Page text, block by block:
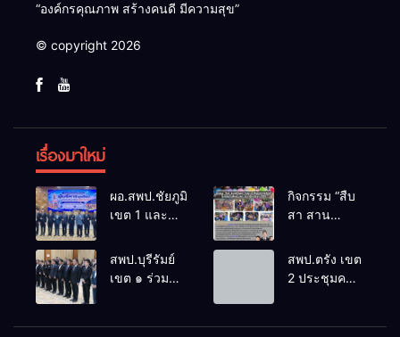
“องค์กรคุณภาพ สร้างคนดี มีความสุข”
© copyright 2026
เรื่องมาใหม่
ผอ.สพป.ชัยภูมิ
เขต 1 และ
ประชุม
สัมมนาทาง
นำการศึกษา
กิจกรรม “สืบ
สา สาน
ล้านนาวิถี สู่
โลกแห่งการ
เรียนรู้”
สันพระเนตร
สพป.บุรีรัมย์
เขต ๑ ร่วม
สพป.ตรัง เขต
2 ประชุมคณะ